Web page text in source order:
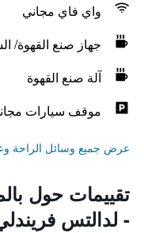
واي فاي مجاني
جهاز صنع القهوة/
آلة صنع القهوة
موقف سيارات
عرض جميع وسائل الراحة
تقييمات حول
- لدالتس